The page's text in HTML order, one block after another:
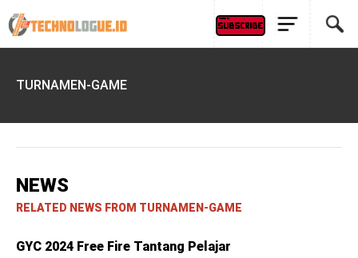
TURNAMEN-GAME
NEWS
RELATED NEWS FROM TURNAMEN-GAME
GYC 2024 Free Fire Tantang Pelajar